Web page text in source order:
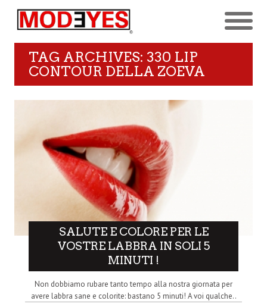
TAG ARCHIVES: 330 LIP
CONTOUR DELLA ZOEVA
SALUTE E COLORE PER LE
VOSTRE LABBRA IN SOLI 5
MINUTI !
Non dobbiamo rubare tanto tempo alla nostra giornata per
avere labbra sane e colorite: bastano 5 minuti! A voi qualche..